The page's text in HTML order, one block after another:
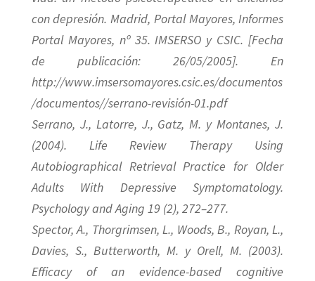
con depresión. Madrid, Portal Mayores, Informes
Portal Mayores, nº 35. IMSERSO y CSIC. [Fecha
de publicación: 26/05/2005]. En
http://www.imsersomayores.csic.es/documentos
/documentos//serrano-revisión-01.pdf
Serrano, J., Latorre, J., Gatz, M. y Montanes, J.
(2004). Life Review Therapy Using
Autobiographical Retrieval Practice for Older
Adults With Depressive Symptomatology.
Psychology and Aging 19 (2), 272–277.
Spector, A., Thorgrimsen, L., Woods, B., Royan, L.,
Davies, S., Butterworth, M. y Orell, M. (2003).
Efficacy of an evidence-based cognitive